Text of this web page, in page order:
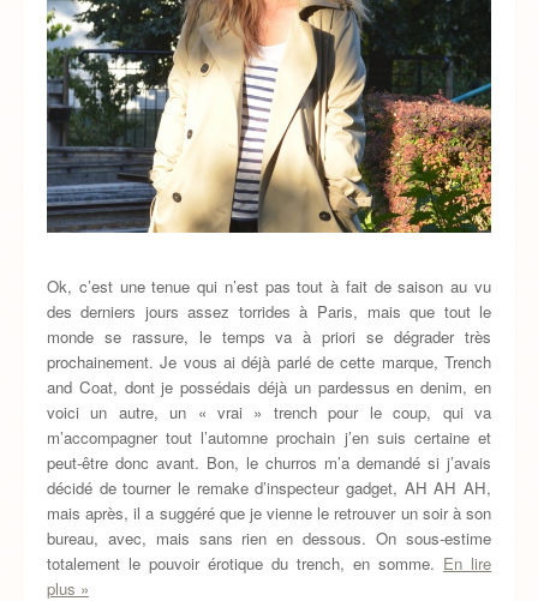
Ok, c’est une tenue qui n’est pas tout à fait de saison au vu
des derniers jours assez torrides à Paris, mais que tout le
monde se rassure, le temps va à priori se dégrader très
prochainement. Je vous ai déjà parlé de cette marque, Trench
and Coat, dont je possédais déjà un pardessus en denim, en
voici un autre, un « vrai » trench pour le coup, qui va
m’accompagner tout l’automne prochain j’en suis certaine et
peut-être donc avant. Bon, le churros m’a demandé si j’avais
décidé de tourner le remake d’inspecteur gadget, AH AH AH,
mais après, il a suggéré que je vienne le retrouver un soir à son
bureau, avec, mais sans rien en dessous. On sous-estime
totalement le pouvoir érotique du trench, en somme. En lire
plus »